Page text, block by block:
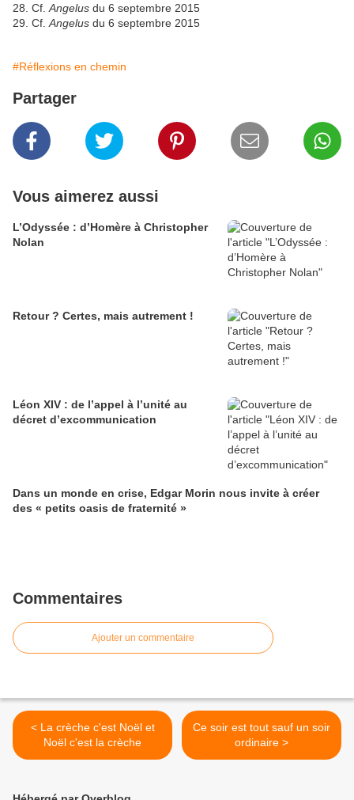
28. Cf. Angelus du 6 septembre 2015
29. Cf. Angelus du 6 septembre 2015
#Réflexions en chemin
Partager
Vous aimerez aussi
L’Odyssée : d’Homère à Christopher
Nolan
Retour ? Certes, mais autrement !
Léon XIV : de l’appel à l’unité au
décret d’excommunication
Dans un monde en crise, Edgar Morin nous invite à créer
des « petits oasis de fraternité »
Commentaires
Ajouter un commentaire
< La crèche c'est Noël et
Noël c'est la crèche
Ce soir est tout sauf un soir
ordinaire >